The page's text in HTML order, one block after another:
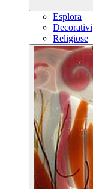
Esplora
Decorativi
Religiose